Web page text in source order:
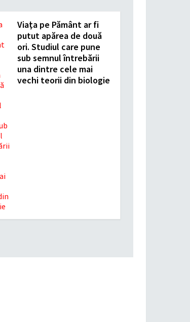
Viața pe Pământ ar fi
putut apărea de două
ori. Studiul care pune
sub semnul întrebării
una dintre cele mai
vechi teorii din biologie